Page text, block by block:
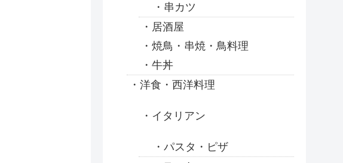
串カツ
居酒屋
焼鳥・串焼・鳥料理
牛丼
洋食・西洋料理
イタリアン
パスタ・ピザ